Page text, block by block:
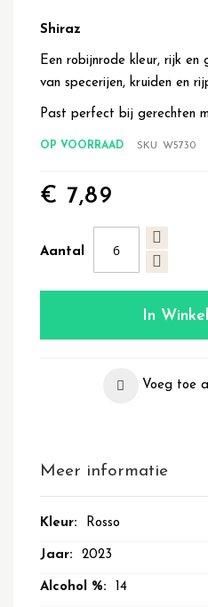
afbeeldingen-
Shiraz
Een robijnrode kleur, rijk en
van specerijen, kruiden en
Past perfect bij gerechten
OP VOORRAAD SKU W5730
€ 7,89
Aantal
In
Voeg toe
Meer informatie
Meer
Rosso
2023
14